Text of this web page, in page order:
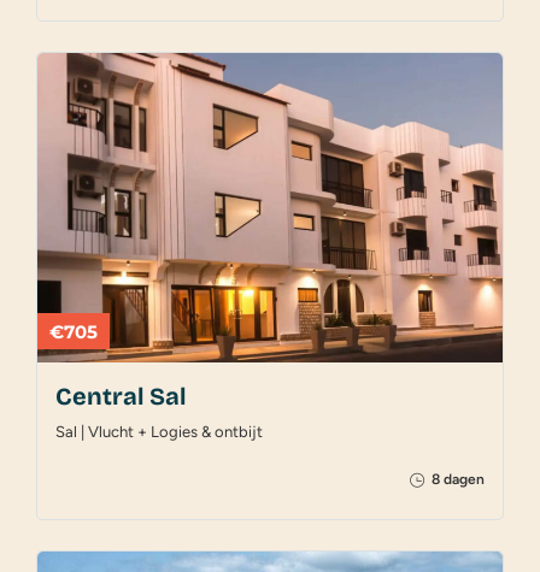
€705
Central Sal
Sal | Vlucht + Logies & ontbijt
8 dagen